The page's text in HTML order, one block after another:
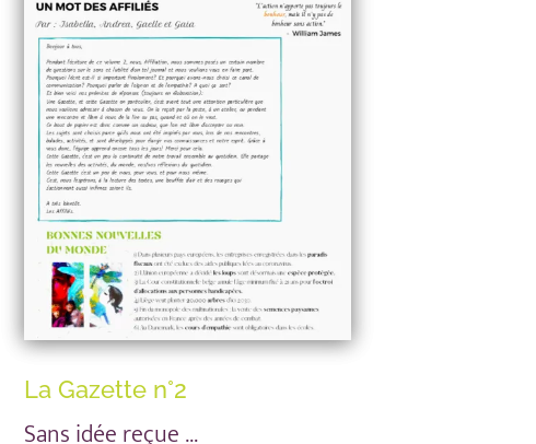
La Gazette n°2
Sans idée reçue …